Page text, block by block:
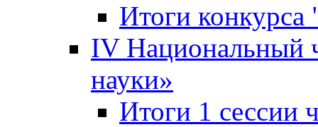
Итоги
IV
науки»
Итоги 1 сессии